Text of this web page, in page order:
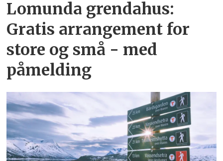
Lomunda grendahus:
Gratis arrangement for
store og små - med
påmelding